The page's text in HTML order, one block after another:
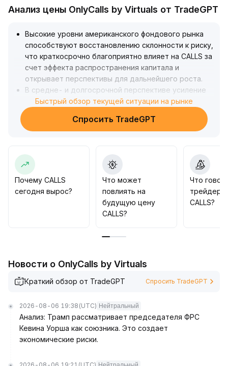
Анализ цены OnlyCalls by Virtuals от TradeGPT
Высокие уровни американского фондового рынка
способствуют восстановлению склонности к риску,
что краткосрочно благоприятно влияет на CALLS за
счет эффекта распространения капитала и
открывает перспективы для дальнейшего роста.
В средне- и долгосрочной перспективе усиление
ожиданий снижения ставки ФРС улучшит условия
для высоколевериджированных позиций,
поддерживая внутреннюю стоимость CALLS
колебания и аномалии объёмов торгов, что
требует осторожности в отношении возможных
резких коррекций
Рекомендуется поэтапно создавать позиции в
CALLS на максимумах, строго соблюдать стоп-
лоссы и рационально контролировать объём
подразумеваемую волатильность и объёмы
Быстрый обзор текущей ситуации на рынке
Спросить TradeGPT
Почему CALLS
сегодня вырос?
Что может
повлиять на
будущую цену
CALLS?
Что
трейдеры
CALLS?
Новости о OnlyCalls by Virtuals
Краткий обзор от TradeGPT Спросить TradeGPT
2026-08-06 19:38 (UTC) Нейтральный
Анализ: Трамп рассматривает председателя ФРС
Кевина Уорша как союзника. Это создает
экономические риски.